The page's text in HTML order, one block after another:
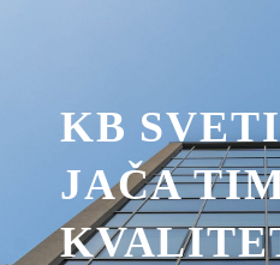
KB
JAČA